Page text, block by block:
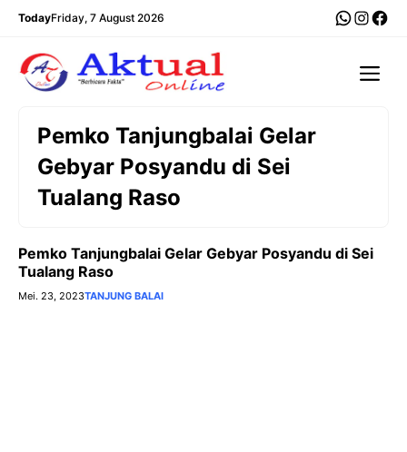
Langsung
TodayFriday, 7 August 2026
Pemko Tanjungbalai Gelar
Gebyar Posyandu di Sei
Tualang Raso
Pemko Tanjungbalai Gelar Gebyar Posyandu di Sei
Tualang Raso
Mei. 23, 2023TANJUNG BALAI